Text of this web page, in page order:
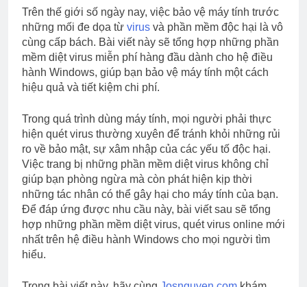
Nhất 2024
2 Năm Ago
9 công cụ AI tạo
video từ văn bản
miễn phí
2 Năm Ago
5 Công cụ phát hiện
Trên thế giới số ngày nay, việc bảo vệ máy tính trước
những mối đe dọa từ virus và phần mềm độc hại là vô
cùng cấp bách. Bài viết này sẽ tổng hợp những phần
mềm diệt virus miễn phí hàng đầu dành cho hệ điều
hành Windows, giúp bạn bảo vệ máy tính một cách
hiệu quả và tiết kiệm chi phí.
Trong quá trình dùng máy tính, mọi người phải thực
hiện quét virus thường xuyên để tránh khỏi những rủi
ro về bảo mật, sự xâm nhập của các yếu tố độc hại.
Việc trang bị những phần mềm diệt virus không chỉ
giúp bạn phòng ngừa mà còn phát hiện kịp thời
những tác nhân có thể gây hại cho máy tính của bạn.
Để đáp ứng được nhu cầu này, bài viết sau sẽ tổng
hợp những phần mềm diệt virus, quét virus online mới
nhất trên hệ điều hành Windows cho mọi người tìm
hiểu.